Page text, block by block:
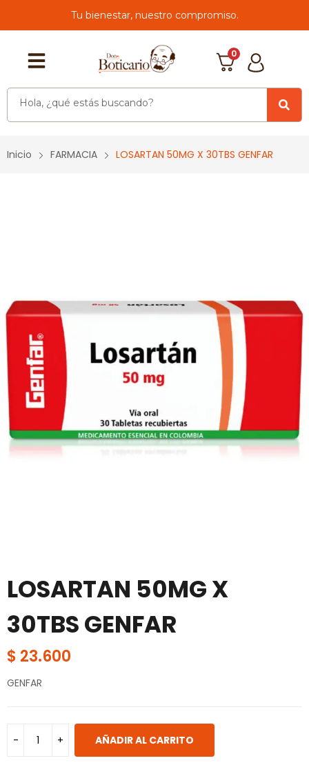
Tu bienestar, nuestro compromiso.
0
Inicio FARMACIA LOSARTAN 50MG X 30TBS GENFAR
LOSARTAN 50MG X
30TBS GENFAR
$ 23.600
GENFAR
AÑADIR AL CARRITO